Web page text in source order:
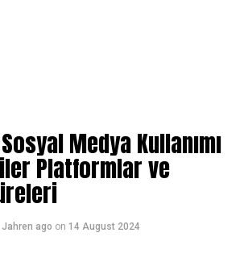
Medya Kullanımı
Platformlar ve
Jahren ago on 14 August 2024